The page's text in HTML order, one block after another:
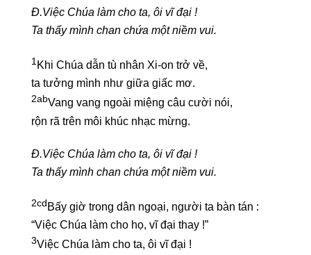
Đ.Việc Chúa làm cho ta, ôi vĩ đại !
Ta thấy mình chan chứa một niềm vui.
1 Khi Chúa dẫn tù nhân Xi-on trở về,
ta tưởng mình như giữa giấc mơ.
2abVang vang ngoài miệng câu cười nói,
rộn rã trên môi khúc nhạc mừng.
Đ.Việc Chúa làm cho ta, ôi vĩ đại !
Ta thấy mình chan chứa một niềm vui.
2cdBấy giờ trong dân ngoại, người ta bàn tán :
“Việc Chúa làm cho họ, vĩ đại thay !”
3Việc Chúa làm cho ta, ôi vĩ đại !